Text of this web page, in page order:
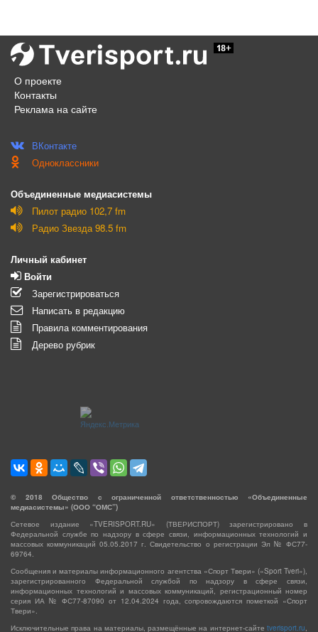
О проекте
Контакты
Реклама на сайте
ВКонтакте
Одноклассники
Объединенные медиасистемы
Пилот радио 102,7 fm
Радио Звезда 98.5 fm
Личный кабинет
Войти
Зарегистрироваться
Написать в редакцию
Правила комментирования
Дерево рубрик
© 2018 Общество с ограниченной ответственностью «Объединенные
медиасистемы» (ООО “ОМС”)
Сетевое издание «TVERISPORT.RU» (ТВЕРИСПОРТ) зарегистрировано в
Федеральной службе по надзору в сфере связи, информационных технологий и
массовых коммуникаций 05.05.2017 г. Свидетельство о регистрации Эл № ФС77-
69764.
Сообщения и материалы информационного агентства «Спорт Твери» («Sport Tveri»),
зарегистрированного Федеральной службой по надзору в сфере связи,
информационных технологий и массовых коммуникаций, регистрационный номер
серия ИА № ФС77-87090 от 12.04.2024 года, сопровождаются пометкой «Спорт
Твери».
Исключительные права на материалы, размещённые на интернет-сайте tverisport.ru,